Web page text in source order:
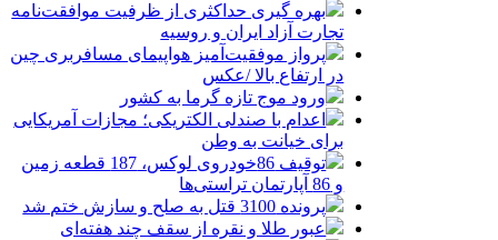
بهره گیری حداکثری از ظرفیت موافقت‌نامه
تجارت آزاد ایران و روسیه
پرواز موفقیت‌آمیز هواپیمای مسافربری چین
در ارتفاع بالا /عکس
ورود موج تازه گرما به کشور
اعدام با صندلی الکتریکی؛ مجازات آمریکایی
برای خیانت به وطن
توقیف 86خودروی لوکس، 187 قطعه زمین
و 86 آپارتمان تراستی‌ها
پرونده 3100 قتل به صلح و سازش ختم شد
عبور طلا و نقره از سقف چند هفته‌ای